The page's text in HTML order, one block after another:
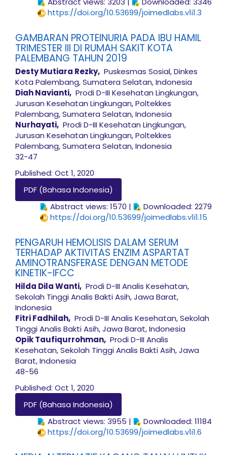
https://doi.org/10.53699/joimedlabs.v1i1.3
GAMBARAN PROTEINURIA PADA IBU HAMIL
TRIMESTER III DI RUMAH SAKIT KOTA
PALEMBANG TAHUN 2019
Desty Mutiara Rezky, Puskesmas Sosial, Dinkes
Kota Palembang, Sumatera Selatan, Indonesia
Diah Navianti, Prodi D-III Kesehatan Lingkungan,
Jurusan Kesehatan Lingkungan, Poltekkes
Palembang, Sumatera Selatan, Indonesia
Nurhayati, Prodi D-III Kesehatan Lingkungan,
Jurusan Kesehatan Lingkungan, Poltekkes
Palembang, Sumatera Selatan, Indonesia
32-47
Published: Oct 1, 2020
PDF (Bahasa Indonesia)
Abstract views: 1570 |
Downloaded: 2279
https://doi.org/10.53699/joimedlabs.v1i1.15
PENGARUH HEMOLISIS DALAM SERUM
TERHADAP AKTIVITAS ENZIM ASPARTAT
AMINOTRANSFERASE DENGAN METODE
KINETIK-IFCC
Hilda Dila Wanti, Prodi D-III Analis Kesehatan,
Sekolah Tinggi Analis Bakti Asih, Jawa Barat,
Indonesia
Fitri Fadhilah, Prodi D-III Analis Kesehatan, Sekolah
Tinggi Analis Bakti Asih, Jawa Barat, Indonesia
Opik Taufiqurrohman, Prodi D-III Analis
Kesehatan, Sekolah Tinggi Analis Bakti Asih, Jawa
Barat, Indonesia
48-56
Published: Oct 1, 2020
PDF (Bahasa Indonesia)
Abstract views: 3955 |
Downloaded: 11184
https://doi.org/10.53699/joimedlabs.v1i1.6